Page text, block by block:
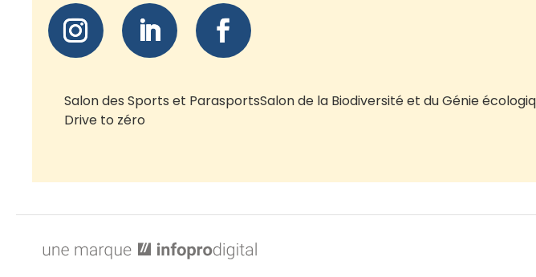
Salon des Sports et ParasportsSalon de la Biodiversité et du Génie
Drive to zéro